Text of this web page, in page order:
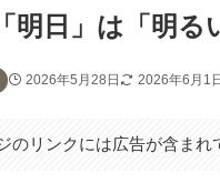
「明日」は「明
2026年5月28日 2026年6月1日
のリンクには広告が含まれ